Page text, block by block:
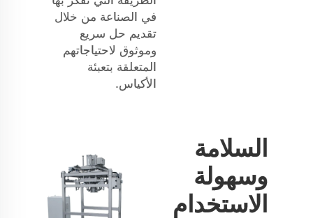
في الصناعة من خلال
تقديم حل سريع
وموثوق لاحتياجاتهم
المتعلقة بتعبئة
الأكياس.
السلامة
وسهولة
الاستخدام